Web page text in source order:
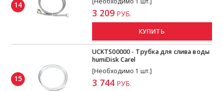
14
3 209РУБ.
КУПИТЬ
15
UCKTS00000 - Трубка для слива воды
humiDisk Carel
[Необходимо 1 шт.]
3 744РУБ.